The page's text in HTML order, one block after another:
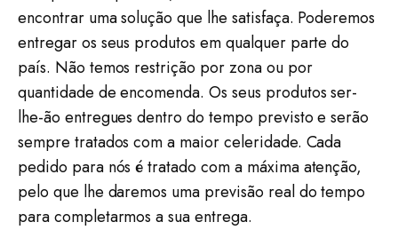
encontrar uma solução que lhe satisfaça. Poderemos
entregar os seus produtos em qualquer parte do
país. Não temos restrição por zona ou por
quantidade de encomenda. Os seus produtos ser-
lhe-ão entregues dentro do tempo previsto e serão
sempre tratados com a maior celeridade. Cada
pedido para nós é tratado com a máxima atenção,
pelo que lhe daremos uma previsão real do tempo
para completarmos a sua entrega.